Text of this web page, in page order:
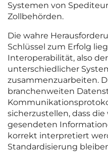
Systemen von
Zollbehörden.
Die wahre
Schlüssel zum Erfolg
Interoperabilität, also
unterschiedlicher
zusammenzuarbeiten.
branchenweiten
sicherzustellen, dass
gesendeten
korrekt interpretiert
Standardisierung